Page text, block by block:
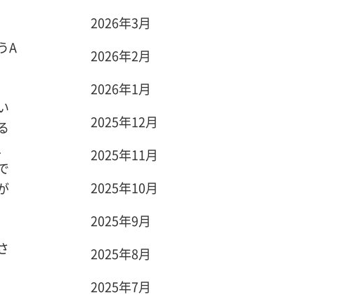
A
2026年3月
2026年2月
2026年1月
2025年12月
2025年11月
2025年10月
2025年9月
2025年8月
2025年7月